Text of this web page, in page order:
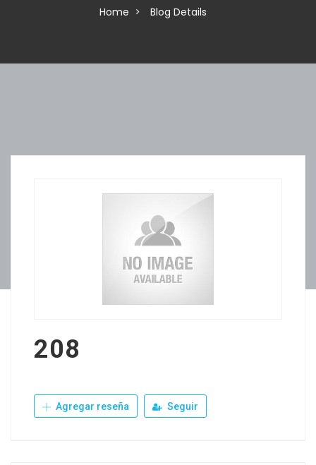
Home Blog Details
208
Agregar reseña Seguir